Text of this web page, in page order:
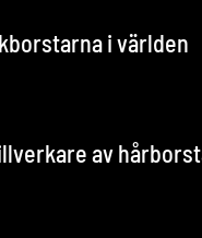
i världen
av